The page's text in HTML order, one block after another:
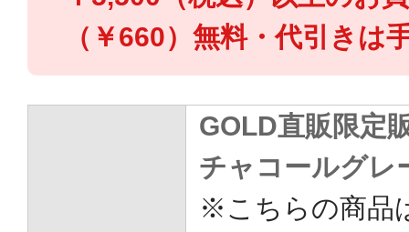
（￥660）無料・代引きは
GOLD直販限定
チャコールグレ
※こちらの商品